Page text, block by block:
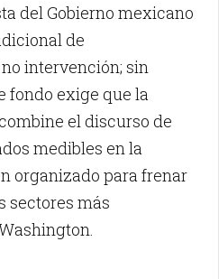
del Gobierno mexicano
de
intervención; sin
fondo exige que la
el discurso de
medibles en la
organizado para frenar
sectores más